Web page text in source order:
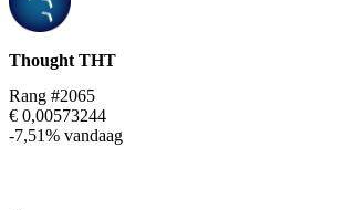
Thought THT
Rang #2065
€ 0,00573244
-7,51% vandaag